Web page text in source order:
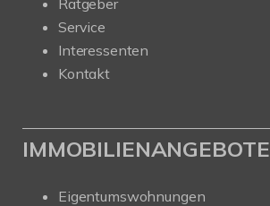
Service
Interessenten
Kontakt
IMMOBILIENANGEBOTE
Eigentumswohnungen